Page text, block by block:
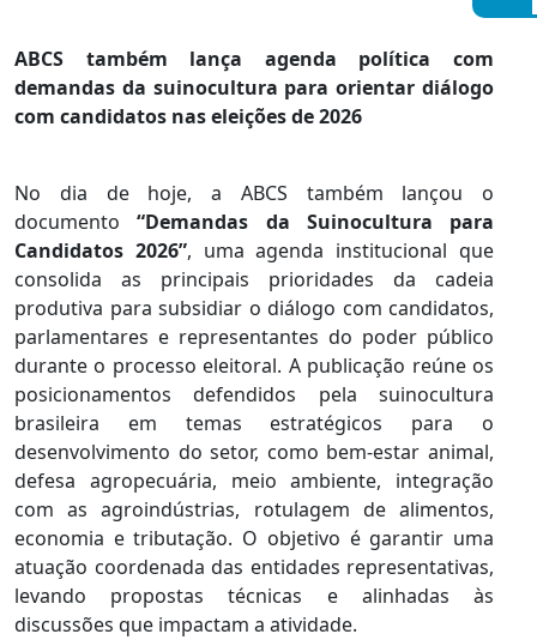
ABCS também lança agenda política com
demandas da suinocultura para orientar diálogo
com candidatos nas eleições de 2026
No dia de hoje, a ABCS também lançou o
documento
“Demandas da Suinocultura para
Candidatos 2026”, uma agenda institucional que
consolida as principais prioridades da cadeia
produtiva para subsidiar o diálogo com candidatos,
parlamentares e representantes do poder público
durante o processo eleitoral. A publicação reúne os
posicionamentos defendidos pela suinocultura
brasileira em temas estratégicos para o
desenvolvimento do setor, como bem-estar animal,
defesa agropecuária, meio ambiente, integração
com as agroindústrias, rotulagem de alimentos,
economia e tributação. O objetivo é garantir uma
atuação coordenada das entidades representativas,
levando propostas técnicas e alinhadas às
discussões que impactam a atividade.